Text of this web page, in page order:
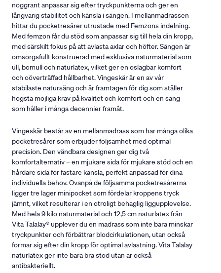
noggrant anpassar sig efter tryckpunkterna och ger en
långvarig stabilitet och känsla i sängen. I mellanmadrassen
hittar du pocketresårer utrustade med Femzons indelning.
Med femzon får du stöd som anpassar sig till hela din kropp,
med särskilt fokus på att avlasta axlar och höfter. Sängen är
omsorgsfullt konstruerad med exklusiva naturmaterial som
ull, bomull och naturlatex, vilket ger en oslagbar komfort
och oöverträffad hållbarhet. Vingeskär är en av vår
stabilaste natursäng och är framtagen för dig som ställer
högsta möjliga krav på kvalitet och komfort och en säng
som håller i många decennier framåt.
Vingeskär består av en mellanmadrass som har många olika
pocketresårer som erbjuder följsamhet med optimal
precision. Den vändbara designen ger dig två
komfortalternativ – en mjukare sida för mjukare stöd och en
hårdare sida för fastare känsla, perfekt anpassad för dina
individuella behov. Ovanpå de följsamma pocketresårerna
ligger tre lager minipocket som fördelar kroppens tryck
jämnt, vilket resulterar i en otroligt behaglig liggupplevelse.
Med hela 9 kilo naturmaterial och 12,5 cm naturlatex från
Vita Talalay® upplever du en madrass som inte bara minskar
tryckpunkter och förbättrar blodcirkulationen, utan också
formar sig efter din kropp för optimal avlastning. Vita Talalay
naturlatex ger inte bara bra stöd utan är också
antibakteriellt.